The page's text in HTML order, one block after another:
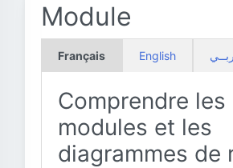
Module
Français English
Comprendre les
modules et les
diagrammes de